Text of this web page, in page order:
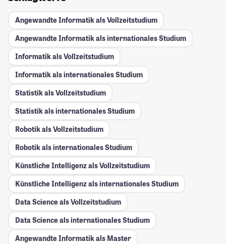
Angewandte Informatik als Vollzeitstudium
Angewandte Informatik als internationales Studium
Informatik als Vollzeitstudium
Informatik als internationales Studium
Statistik als Vollzeitstudium
Statistik als internationales Studium
Robotik als Vollzeitstudium
Robotik als internationales Studium
Künstliche Intelligenz als Vollzeitstudium
Künstliche Intelligenz als internationales Studium
Data Science als Vollzeitstudium
Data Science als internationales Studium
Angewandte Informatik als Master